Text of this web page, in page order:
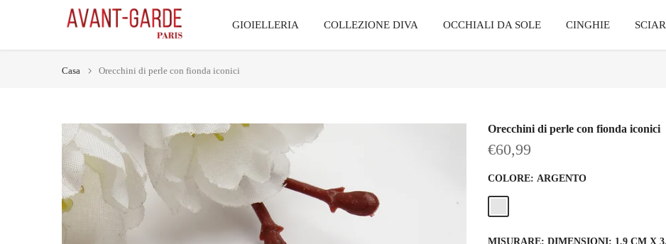
contenuto
GIOIELLERIA COLLEZIONE DIVA OCCHIALI DA SOLE CINGHIE
Casa Orecchini di perle con fionda iconici
Orecchini di perle con fionda iconici
€60,99
COLORE: ARGENTO
MISURARE: DIMENSIONI: 1,9 CM X